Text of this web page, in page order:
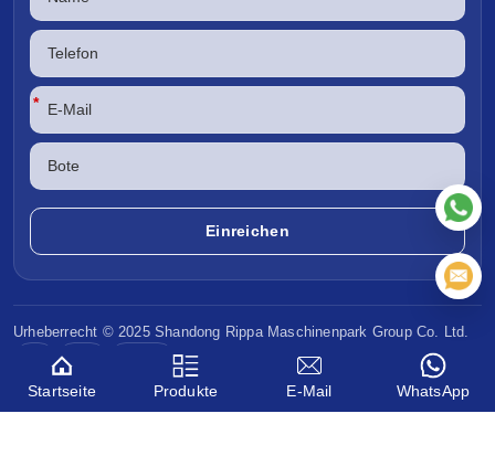
*
Urheberrecht © 2025 Shandong Rippa Maschinenpark Group Co. Ltd.
EPA
Startseite Produkte E-Mail WhatsApp